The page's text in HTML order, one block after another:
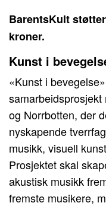
BarentsKult
kroner.
Kunst i
«Kunst i
og Norrbotten, der
nyskapende
musikk, visuell
Prosjektet skal
akustisk musikk
fremste musikere,